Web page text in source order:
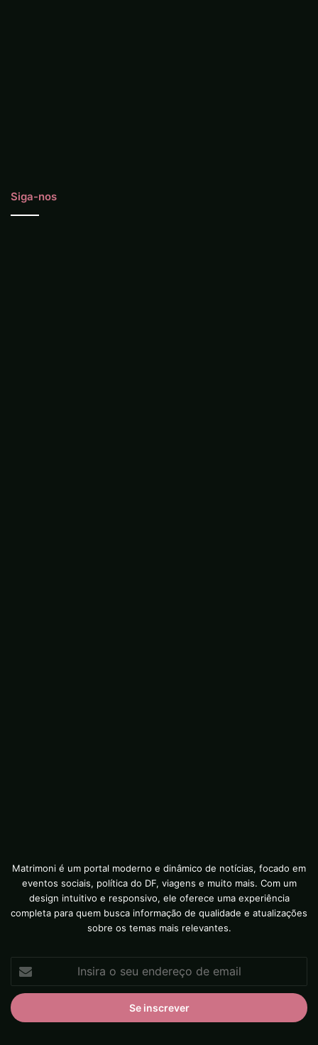
Siga-nos
Matrimoni é um portal moderno e dinâmico de notícias, focado em
eventos sociais, política do DF, viagens e muito mais. Com um
design intuitivo e responsivo, ele oferece uma experiência
completa para quem busca informação de qualidade e atualizações
sobre os temas mais relevantes.
Insira
seu
endereço
de